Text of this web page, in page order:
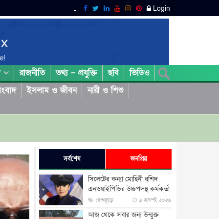
Login
রাজনীতি তথ্য – প্রযুক্তি ছবি
ভিডিও
ইসলাম ও জীবন
নারী ও শিশু
সর্বশেষ জনপ্রিয়
সিলেটের কন্যা মোহিনী রশিদ
এনওয়াইপিডির উচ্চপদস্থ কর্মকর্তা
দেশজুড়ে ৬ আগস্ট, ২০২৬
আজ থেকে সবার জন্য উন্মুক্ত